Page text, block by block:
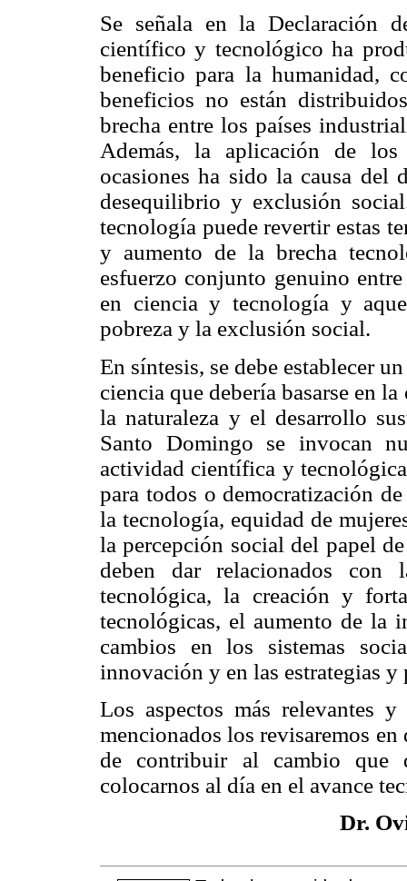
Se señala en la Declaración
científico y tecnológico ha
beneficio para la humanidad,
beneficios no están
brecha entre los países
Además, la aplicación de
ocasiones ha sido la causa del
desequilibrio y exclusión
tecnología puede revertir estas
y aumento de la brecha
esfuerzo conjunto genuino
en ciencia y tecnología y
pobreza y la exclusión social.
En síntesis, se debe establecer
ciencia que debería basarse en
la naturaleza y el desarrollo
Santo Domingo se invocan
actividad científica y
para todos o democratización
la tecnología, equidad de
la percepción social del papel
deben dar relacionados
tecnológica, la creación y
tecnológicas, el aumento de la
cambios en los sistemas
innovación y en las estrategias
Los aspectos más relevantes
mencionados los revisaremos
de contribuir al cambio que
colocarnos al día en el avance
Dr.